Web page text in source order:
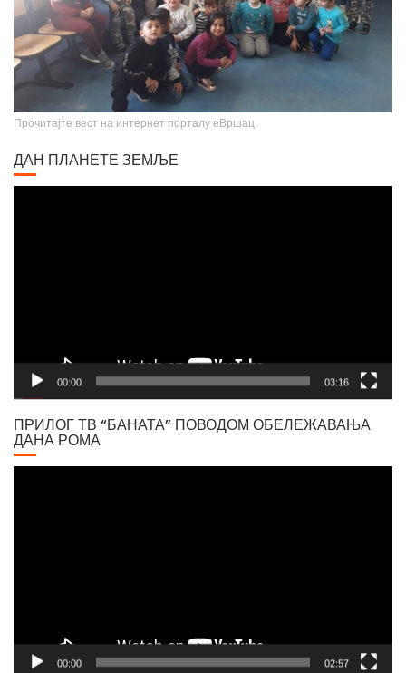
Прочитајте вест на интернет порталу еВршац
ДАН ПЛАНЕТЕ ЗЕМЉЕ
00:00 03:16
ПРИЛОГ ТВ “БАНАТА” ПОВОДОМ ОБЕЛЕЖАВАЊА
ДАНА РОМА
00:00 02:57